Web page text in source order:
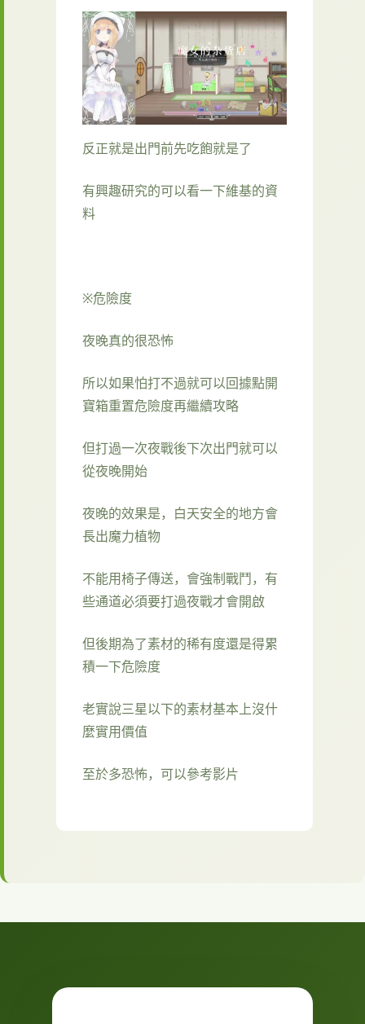
反正就是出門前先吃飽就是了
有興趣研究的可以看一下維基的資
料
※危險度
夜晚真的很恐怖
所以如果怕打不過就可以回據點開
寶箱重置危險度再繼續攻略
但打過一次夜戰後下次出門就可以
從夜晚開始
夜晚的效果是，白天安全的地方會
長出魔力植物
不能用椅子傳送，會強制戰鬥，有
些通道必須要打過夜戰才會開啟
但後期為了素材的稀有度還是得累
積一下危險度
老實說三星以下的素材基本上沒什
麼實用價值
至於多恐怖，可以參考影片